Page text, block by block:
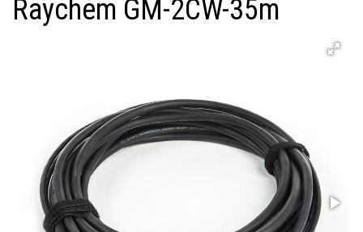
Raychem GM-2CW-35m